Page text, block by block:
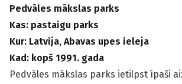
Pedvāles mākslas parks
Kas: pastaigu parks
Kur: Latvija, Abavas upes ieleja
Kad: kopš 1991. gada
Pedvāles mākslas parks ietilpst īpaši